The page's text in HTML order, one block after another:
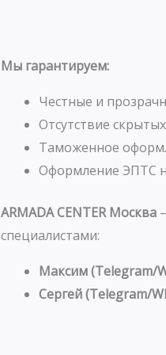
Мы гарантируем:
Честные и
Отсутствие
Таможенное
Оформление ЭПТС
ARMADA CENTER Москва
специалистами:
Максим (Telegram/
Сергей (Telegram/